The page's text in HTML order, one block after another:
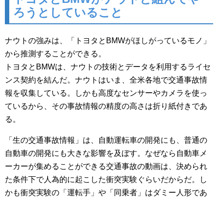
ろうとしていること
ナウトの強みは、「トヨタとBMWがほしがっているモノ」
から推測することができる。
トヨタとBMWは、ナウトの技術とデータを利用するライセ
ンス契約を結んだ。ナウトはいま、全米各地で交通事故情
報を収集している。しかも高度なセンサーやカメラを使っ
ているから、その事故情報の精度の高さは折り紙付きであ
る。
「生の交通事故情報」は、自動運転車の開発にも、普通の
自動車の開発にも大きな影響を及ぼす。なぜなら自動車メ
ーカーが集めることができる交通事故の動画は、決められ
た条件下で人為的に起こした衝突実験ぐらいだからだ。し
かも衝突実験の「運転手」や「同乗者」はダミー人形であ